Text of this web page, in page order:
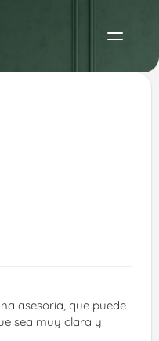
asesoría, que puede
sea muy clara y